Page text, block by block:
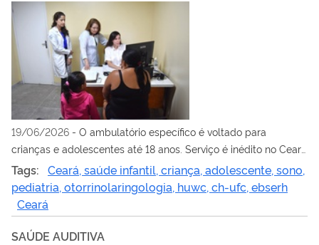
19/06/2026 - O ambulatório específico é voltado para
crianças e adolescentes até 18 anos. Serviço é inédito no Ceará
por meio do SUS.
Tags: Ceará, saúde infantil, criança, adolescente, sono,
pediatria, otorrinolaringologia, huwc, ch-ufc, ebserh
Ceará
SAÚDE AUDITIVA